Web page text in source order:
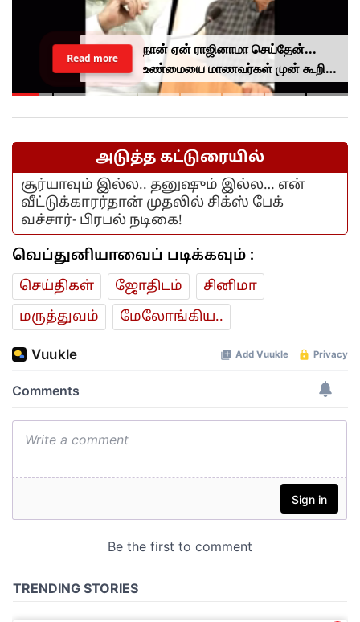
நான் ஏன் ராஜினாமா செய்தேன்...
உண்மையை மாணவர்கள் முன் கூறிய
தர்மேந்திர பிரதான்...
Read more
அடுத்த கட்டுரையில்
சூர்யாவும் இல்ல.. தனுஷும் இல்ல… என்
வீட்டுக்காரர்தான் முதலில் சிக்ஸ் பேக்
வச்சார்- பிரபல் நடிகை!
வெப்துனியாவைப் படிக்கவும் :
செய்திகள் ஜோ‌திட‌ம்
சினிமா
மரு‌த்துவ‌ம்
மேலோங்கிய..